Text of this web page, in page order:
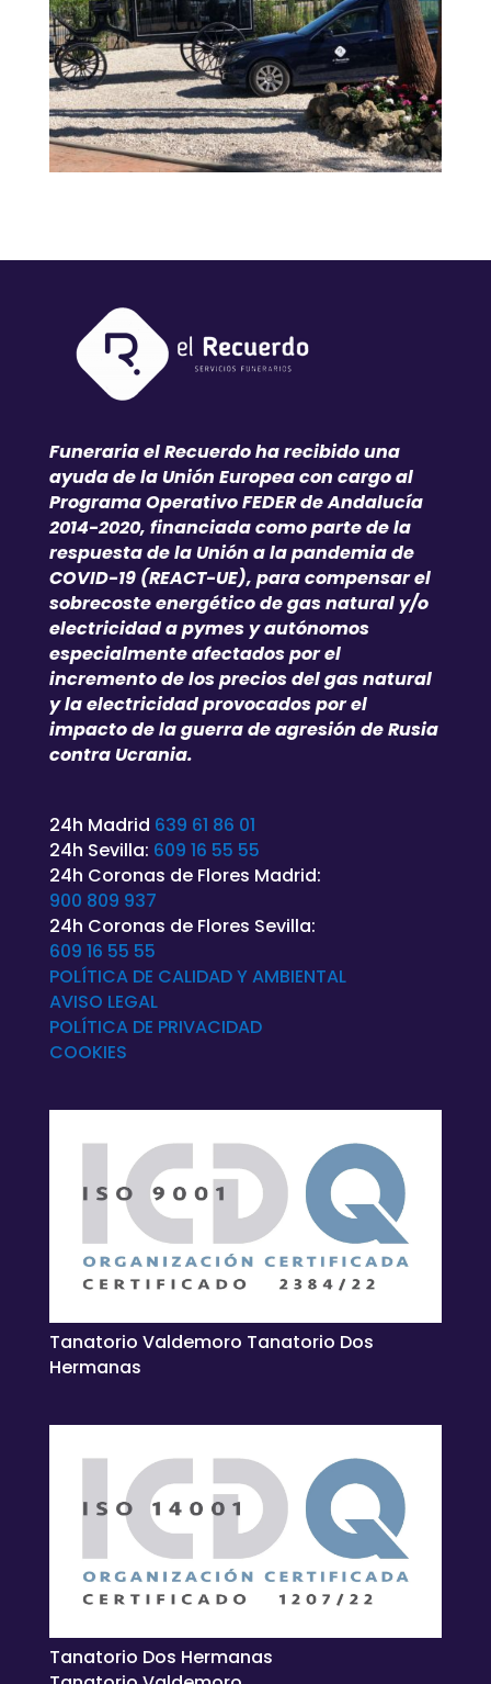
Funeraria el Recuerdo ha recibido una
ayuda de la Unión Europea con cargo al
Programa Operativo FEDER de Andalucía
2014-2020, financiada como parte de la
respuesta de la Unión a la pandemia de
COVID-19 (REACT-UE), para compensar el
sobrecoste energético de gas natural y/o
electricidad a pymes y autónomos
especialmente afectados por el
incremento de los precios del gas natural
y la electricidad provocados por el
impacto de la guerra de agresión de Rusia
contra Ucrania.
24h Madrid 639 61 86 01
24h Sevilla: 609 16 55 55
24h Coronas de Flores Madrid:
900 809 937
24h Coronas de Flores Sevilla:
609 16 55 55
POLÍTICA DE CALIDAD Y AMBIENTAL
AVISO LEGAL
POLÍTICA DE PRIVACIDAD
COOKIES
Tanatorio Valdemoro Tanatorio Dos
Hermanas
Tanatorio Dos Hermanas